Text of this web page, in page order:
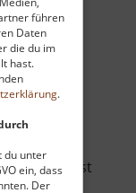
führen
Daten
die du im
hast.
.
du unter
ein, dass
Der
der
Der Wald ist
Berge